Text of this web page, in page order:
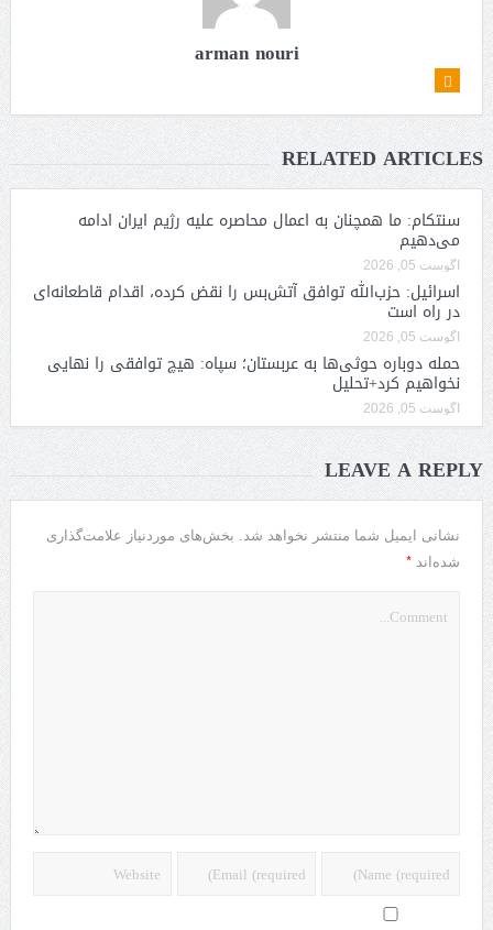
arman nouri
RELATED ARTICLES
سنتکام: ما همچنان به اعمال محاصره علیه رژیم ایران ادامه
می‌دهیم
آگوست 05, 2026
اسرائیل: حزب‌الله توافق آتش‌بس را نقض کرده، اقدام قاطعانه‌ای
در راه است
آگوست 05, 2026
حمله دوباره حوثی‌ها به عربستان؛ سپاه: هیچ توافقی را نهایی
نخواهیم کرد+تحلیل
آگوست 05, 2026
LEAVE A REPLY
نشانی ایمیل شما منتشر نخواهد شد. بخش‌های موردنیاز علامت‌گذاری
شده‌اند *